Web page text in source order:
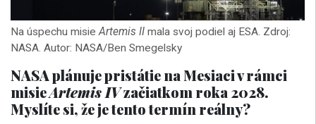
Na úspechu misieArtemis II mala svoj podiel aj ESA. Zdroj:
NASA. Autor: NASA/Ben Smegelsky
NASA plánuje pristátie na Mesiaci v rámci
misieArtemis IVzačiatkom roka 2028.
Myslíte si, že je tento termín reálny?